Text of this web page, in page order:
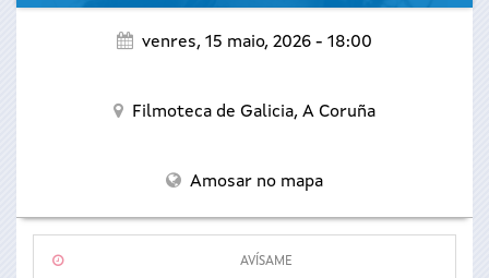
venres, 15 maio, 2026 - 18:00
Filmoteca de Galicia, A Coruña
Amosar no mapa
AVÍSAME